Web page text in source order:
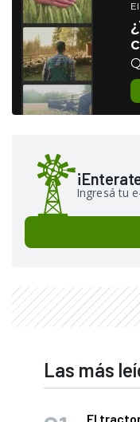
Ingresá tu
Las más
El